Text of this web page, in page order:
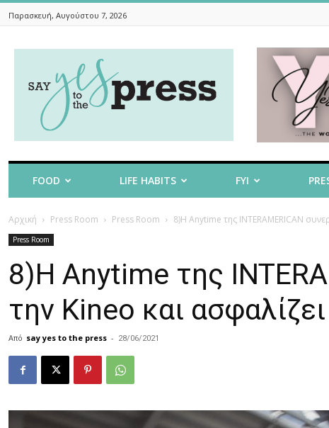
Παρασκευή, Αυγούστου 7, 2026
To
The
FOOD LIFE HABITS FYI
Αρχική Press Room Press Room 8)Η Anytime της INTERAMERICAN
Press Room
8)Η Anytime της
την Kineo και
Από say yes to the press - 28/06/2021